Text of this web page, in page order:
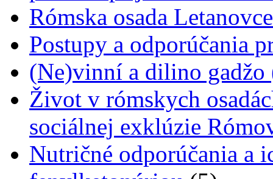
Rómska osada
Postupy a odporúčania
(Ne)vinní a dilino gadžo
Život v rómskych
sociálnej exklúzie
Nutričné odporúčania a